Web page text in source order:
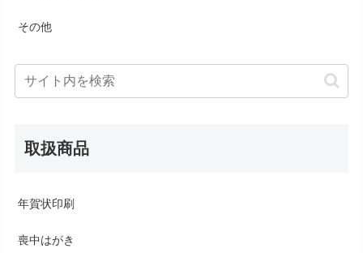
その他
取扱商品
年賀状印刷
喪中はがき